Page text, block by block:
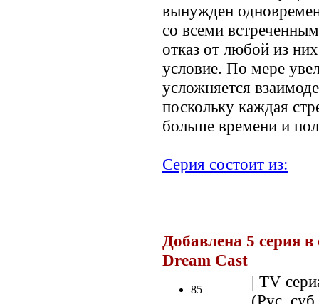
вынужден
со всеми
отказ от любой из
условие. По мере
усложняется
поскольку каждая
больше времени и
Серия состоит из:
Добавлена 5 серия
Dream Cast
85
| TV